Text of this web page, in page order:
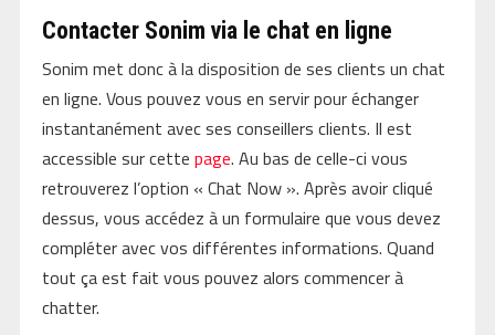
Contacter Sonim via le chat en ligne
Sonim met donc à la disposition de ses clients un chat
en ligne. Vous pouvez vous en servir pour échanger
instantanément avec ses conseillers clients. Il est
accessible sur cette page. Au bas de celle-ci vous
retrouverez l’option « Chat Now ». Après avoir cliqué
dessus, vous accédez à un formulaire que vous devez
compléter avec vos différentes informations. Quand
tout ça est fait vous pouvez alors commencer à
chatter.